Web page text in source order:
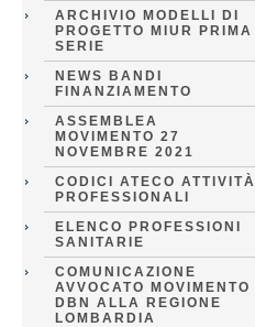
ARCHIVIO MODELLI DI
PROGETTO MIUR PRIMA
SERIE
NEWS BANDI
FINANZIAMENTO
ASSEMBLEA
MOVIMENTO 27
NOVEMBRE 2021
CODICI ATECO ATTIVITÀ
PROFESSIONALI
ELENCO PROFESSIONI
SANITARIE
COMUNICAZIONE
AVVOCATO MOVIMENTO
DBN ALLA REGIONE
LOMBARDIA